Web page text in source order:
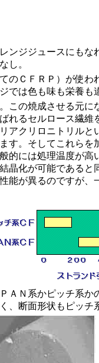
ジジュースにも
し。
ＣＦＲＰ）が使
では色も味も栄養
の焼成させる元
れるセルロース繊
アクリロニトリル
す。そしてこれら
的には処理温度が
晶化が可能である
能が異るのですが
Ｎ系かピッチ系
、断面形状もピッチ